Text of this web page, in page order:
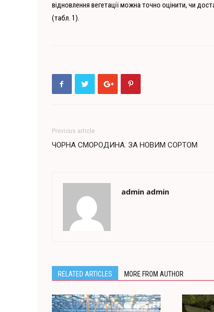
відновлення вегетації можна точно оцінити, чи
(табл. 1).
Previous article
ЧОРНА СМОРОДИНА. ЗА НОВИМ СОРТОМ
admin admin
RELATED ARTICLES MORE FROM AUTHOR